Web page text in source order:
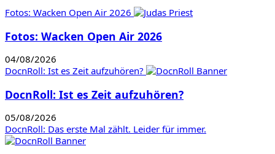
Fotos: Wacken Open Air 2026
Fotos: Wacken Open Air 2026
04/08/2026
DocnRoll: Ist es Zeit aufzuhören?
DocnRoll: Ist es Zeit aufzuhören?
05/08/2026
DocnRoll: Das erste Mal zählt. Leider für immer.